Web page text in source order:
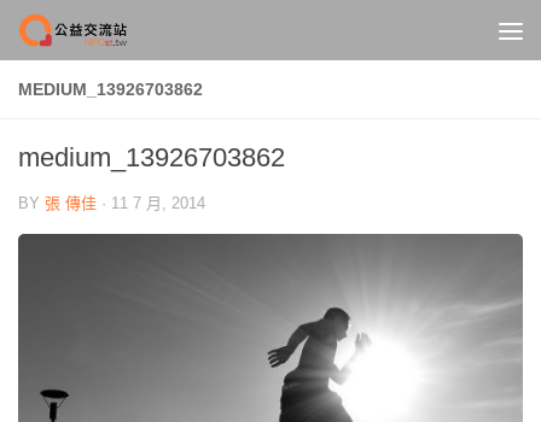
Skip to content
MEDIUM_13926703862
medium_13926703862
BY 張 傳佳 · 11 7 月, 2014